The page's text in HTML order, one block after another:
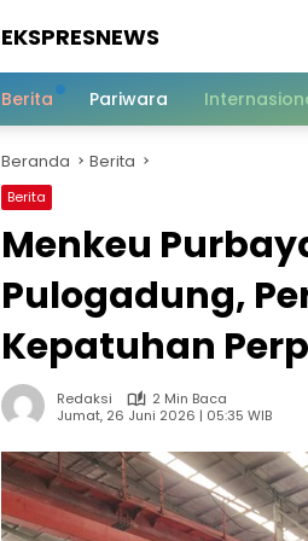
EKSPRESNEWS
Dalam
Berita Pariwara
Beranda Berita
Berita
Menkeu
Pulogadung,
Kepatuhan
Redaksi
2 Min Baca
Jumat, 26 Juni 2026 | 05:35 WIB